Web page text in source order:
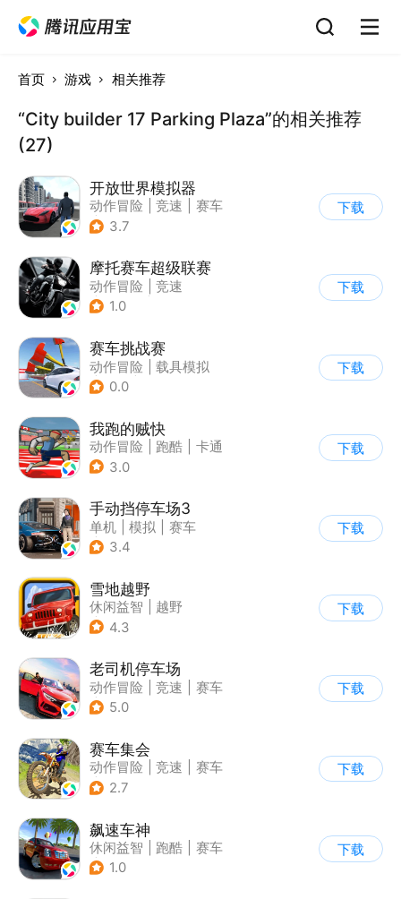
首页 游戏 相关推荐
“City builder 17 Parking Plaza”的相关推荐
(27)
开放世界模拟器
动作冒险 竞速
赛车
| 开放世界
3.7
下载
摩托赛车超级联赛
动作冒险
竞速
| 摩托车
1.0
下载
赛车挑战赛
动作冒险
载具模拟
| 汽车
0.0
下载
我跑的贼快
动作冒险 跑酷
卡通
3.0
下载
手动挡停车场3
单机 模拟
赛车
| 开放世界
3.4
下载
雪地越野
休闲益智
越野
| 横版过关
4.3
下载
老司机停车场
动作冒险 竞速
赛车
| 写实
5.0
下载
赛车集会
动作冒险 竞速
赛车
| 写实
2.7
下载
飙速车神
休闲益智 跑酷
赛车
| 漂移
1.0
下载